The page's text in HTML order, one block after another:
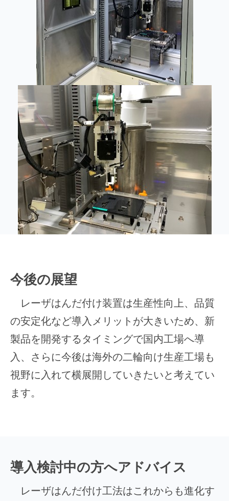
今後の展望
レーザはんだ付け装置は生産性向上、品質
の安定化など導入メリットが大きいため、新
製品を開発するタイミングで国内工場へ導
入、さらに今後は海外の二輪向け生産工場も
視野に入れて横展開していきたいと考えてい
ます。
導入検討中の方へアドバイス
レーザはんだ付け工法はこれからも進化す